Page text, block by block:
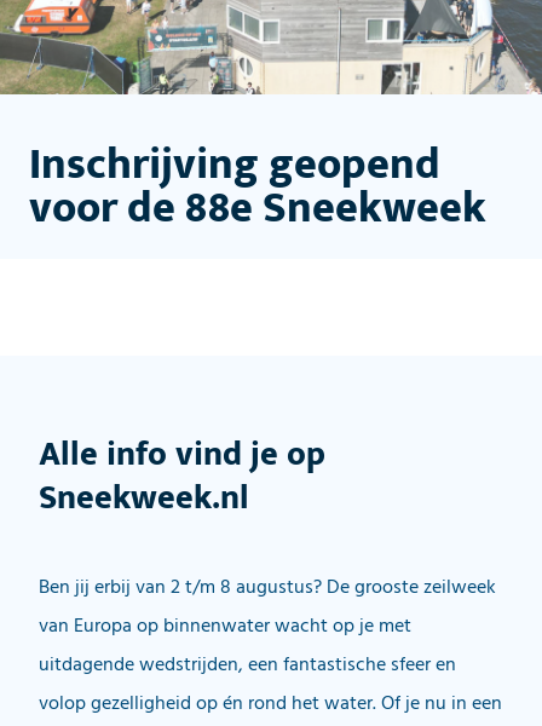
Inschrijving geopend
voor de 88e Sneekweek
Alle info vind je op
Sneekweek.nl
Ben jij erbij van 2 t/m 8 augustus? De grooste zeilweek
van Europa op binnenwater wacht op je met
uitdagende wedstrijden, een fantastische sfeer en
volop gezelligheid op én rond het water. Of je nu in een